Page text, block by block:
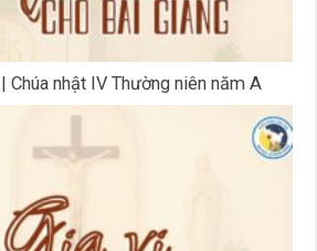
Chúa nhật IV Thường niên năm A